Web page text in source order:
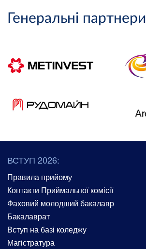
Генеральні партнери
ВСТУП 2026:
Правила прийому
Контакти Приймальної комісії
Фаховий молодший бакалавр
Бакалаврат
Вступ на базі коледжу
Магістратура